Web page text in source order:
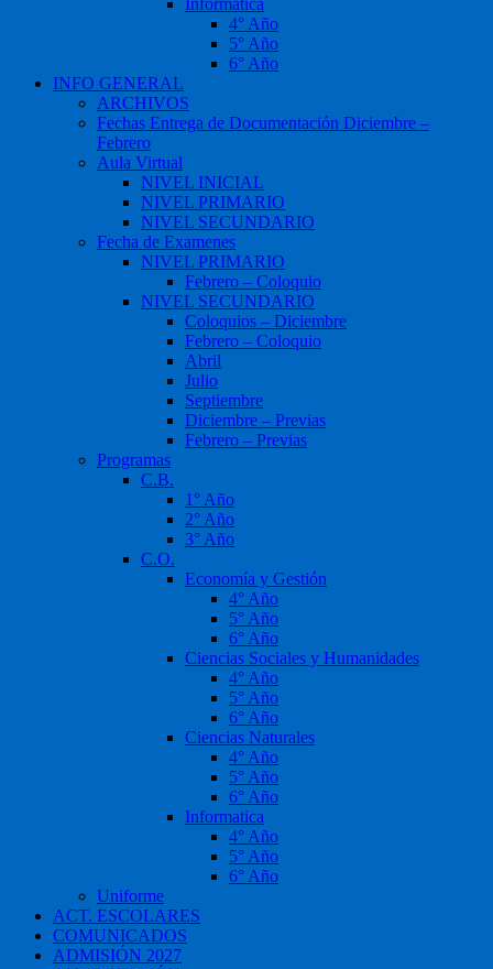
Informatica
4° Año
5° Año
6° Año
INFO GENERAL
ARCHIVOS
Fechas Entrega de Documentación Diciembre –
Febrero
Aula Virtual
NIVEL INICIAL
NIVEL PRIMARIO
NIVEL SECUNDARIO
Fecha de Examenes
NIVEL PRIMARIO
Febrero – Coloquio
NIVEL SECUNDARIO
Coloquios – Diciembre
Febrero – Coloquio
Abril
Julio
Septiembre
Diciembre – Previas
Febrero – Previas
Programas
C.B.
1° Año
2° Año
3° Año
C.O.
Economía y Gestión
4° Año
5° Año
6° Año
Ciencias Sociales y Humanidades
4° Año
5° Año
6° Año
Ciencias Naturales
4° Año
5° Año
6° Año
Informatica
4° Año
5° Año
6° Año
Uniforme
ACT. ESCOLARES
COMUNICADOS
ADMISIÓN 2027